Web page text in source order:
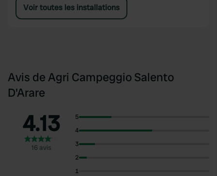
Voir toutes les installations
Avis de Agri Campeggio Salento
D'Arare
4.13
16 avis
5
4
3
2
1